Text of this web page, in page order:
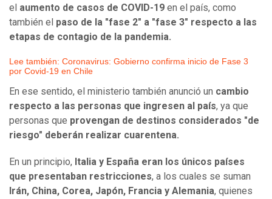
el aumento de casos de COVID-19 en el país, como
también el paso de la "fase 2" a "fase 3" respecto a las
etapas de contagio de la pandemia.
Lee también: Coronavirus: Gobierno confirma inicio de Fase 3
por Covid-19 en Chile
En ese sentido, el ministerio también anunció un cambio
respecto a las personas que ingresen al país, ya que
personas que provengan de destinos considerados "de
riesgo" deberán realizar cuarentena.
En un principio, Italia y España eran los únicos países
que presentaban restricciones, a los cuales se suman
Irán, China, Corea, Japón, Francia y Alemania, quienes